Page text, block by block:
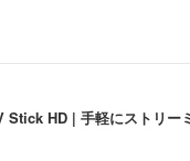
Stick HD | 手軽にストリ